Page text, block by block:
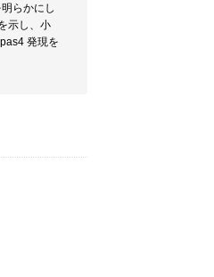
らかにし
示し、小
発現を